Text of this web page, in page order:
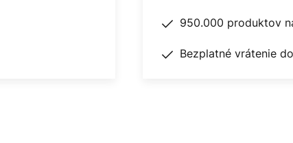
950.000 produktov
Bezplatné vrátenie